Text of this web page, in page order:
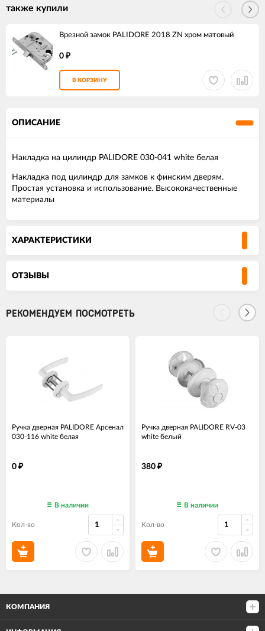
также купили
Врезной замок PALIDORE 2018 ZN хром матовый
0 ₽
В КОРЗИНУ
ОПИСАНИЕ
Накладка на цилиндр PALIDORE 030-041 white белая
Накладка под цилиндр для замков к финским дверям.
Простая установка и использование. Высококачественные
материалы
ХАРАКТЕРИСТИКИ
ОТЗЫВЫ
РЕКОМЕНДУЕМ ПОСМОТРЕТЬ
Ручка дверная PALIDORE Арсенал
030-116 white белая
0 ₽
В наличии
Кол-во
Ручка дверная PALIDORE RV-03
white белый
380 ₽
В наличии
Кол-во
КОМПАНИЯ